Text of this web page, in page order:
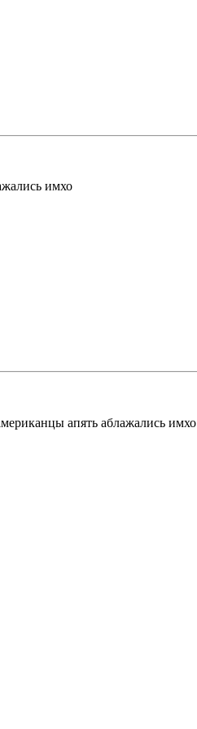
имхо
апять аблажались имхо